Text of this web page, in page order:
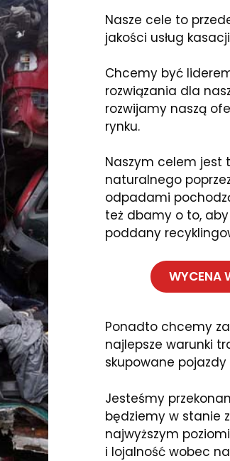
Nasze cele to
jakości usług
Chcemy być
rozwiązania dla
rozwijamy naszą
rynku.
Naszym celem jest
naturalnego
odpadami
też dbamy o to,
poddany
WYCENA
Ponadto chcemy
najlepsze warunki
skupowane pojazdy
Jesteśmy
będziemy w stanie
najwyższym
i lojalność wobec